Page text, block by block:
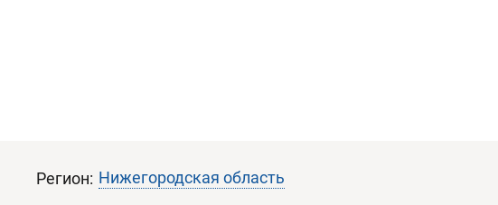
Регион: Нижегородская область